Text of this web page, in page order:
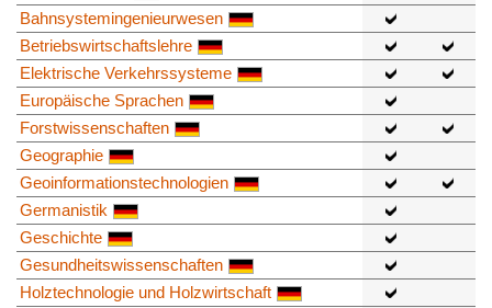
Bahnsystemingenieurwesen
Betriebswirtschaftslehre
Elektrische Verkehrssysteme
Europäische Sprachen
Forstwissenschaften
Geographie
Geoinformationstechnologien
Germanistik
Geschichte
Gesundheitswissenschaften
Holztechnologie und Holzwirtschaft